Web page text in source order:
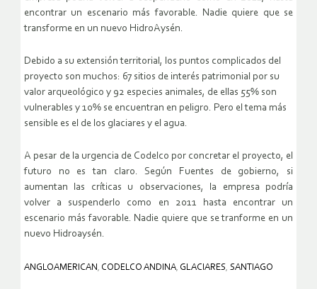
encontrar un escenario más favorable. Nadie quiere que se
transforme en un nuevo HidroAysén.
Debido a su extensión territorial, los puntos complicados del
proyecto son muchos: 67 sitios de interés patrimonial por su
valor arqueológico y 92 especies animales, de ellas 55% son
vulnerables y 10% se encuentran en peligro. Pero el tema más
sensible es el de los glaciares y el agua.
A pesar de la urgencia de Codelco por concretar el proyecto, el
futuro no es tan claro. Según Fuentes de gobierno, si
aumentan las críticas u observaciones, la empresa podría
volver a suspenderlo como en 2011 hasta encontrar un
escenario más favorable. Nadie quiere que se tranforme en un
nuevo Hidroaysén.
ANGLOAMERICAN , CODELCO ANDINA, GLACIARES, SANTIAGO